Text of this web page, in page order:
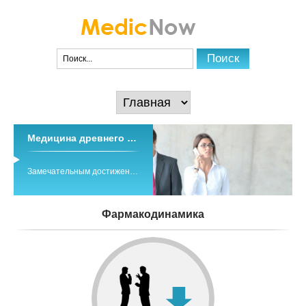
Медицина древнего тибета
Замечательным достижением древних и средневековых медицинских знаний народов Азии является традиционная система индо-тибетской медицины ...
Фармакодинамика